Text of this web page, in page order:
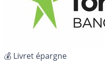
💰 Livret épargne